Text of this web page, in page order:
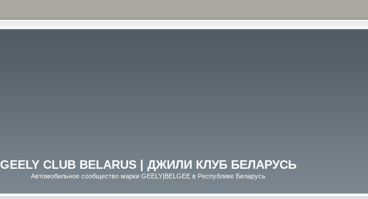
GEELY CLUB BELARUS | ДЖИЛИ КЛУБ БЕЛАРУСЬ
Автомобильное сообщество марки GEELY|BELGEE в Республике Беларусь